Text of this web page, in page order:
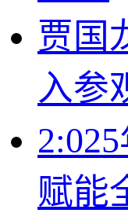
贾国
入参
赋能